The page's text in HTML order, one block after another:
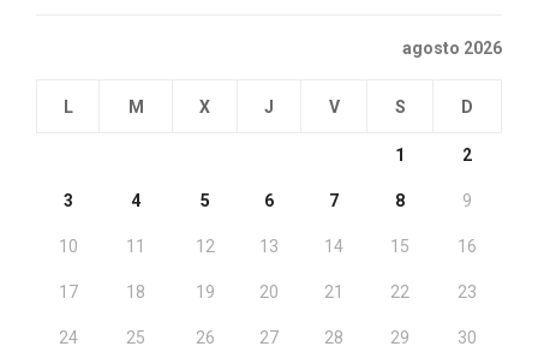
agosto 2026
L M X J V S D
1 2
3 4 5 6 7 8 9
10 11 12 13 14 15 16
17 18 19 20 21 22 23
24 25 26 27 28 29 30